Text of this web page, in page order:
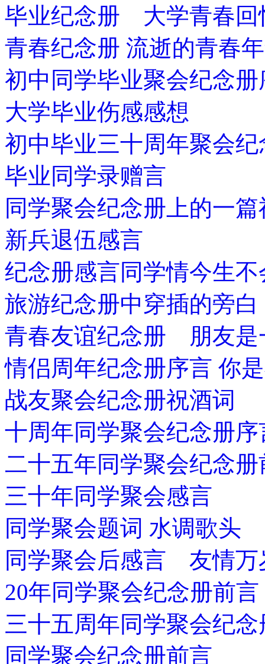
毕业纪念册 大学青春回
青春纪念册 流逝的青春
初中同学毕业聚会纪念册
大学毕业伤感感想
初中毕业三十周年聚会
毕业同学录赠言
同学聚会纪念册上的一
新兵退伍感言
纪念册感言同学情今生不
旅游纪念册中穿插的旁白
青春友谊纪念册 朋友是
情侣周年纪念册序言 你
战友聚会纪念册祝酒词
十周年同学聚会纪念册序
二十五年同学聚会纪念册
三十年同学聚会感言
同学聚会题词 水调歌头
同学聚会后感言 友情万
20年同学聚会纪念册前
三十五周年同学聚会纪
同学聚会纪念册前言